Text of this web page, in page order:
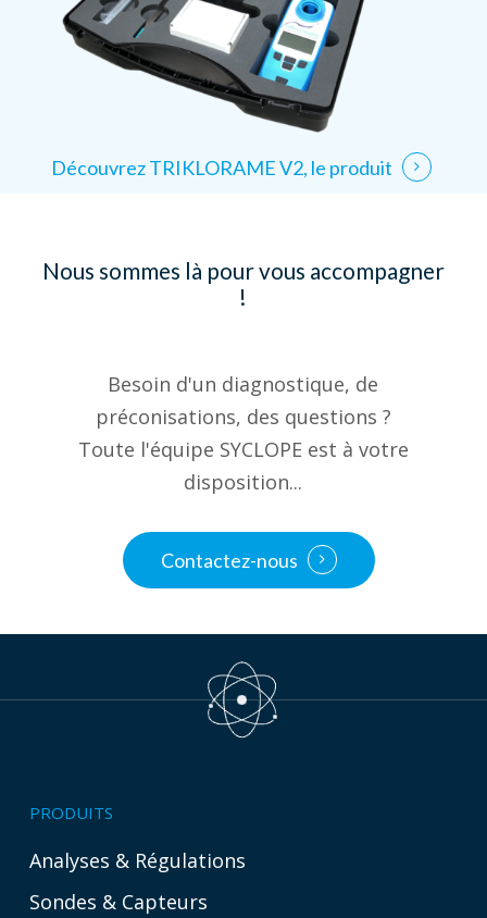
Découvrez TRIKLORAME V2, le produit
Nous sommes là pour vous accompagner
!
Besoin d'un diagnostique, de
préconisations, des questions ?
Toute l'équipe SYCLOPE est à votre
disposition...
Contactez-nous
PRODUITS
Analyses & Régulations
Sondes & Capteurs